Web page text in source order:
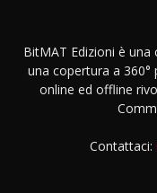
BitMAT Edizioni è
una copertura a
online ed offline
Contattaci: